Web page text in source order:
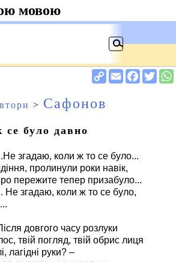
> Сафонов
се було давно
згадаю, коли ж то се було...
пролинули роки навік,
пережите тепер призабуло...
Не згадаю, коли ж то се було,
довгого часу розлуки
твій погляд, твій обрис лиця
лагідні руки? –